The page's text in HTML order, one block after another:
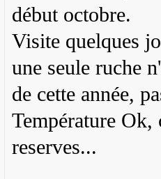
début octobre.
Visite quelques
une seule ruche
de cette année,
Température Ok,
reserves...